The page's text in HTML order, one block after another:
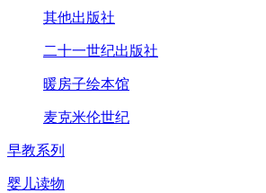
其他出版社
二十一世纪出版社
暖房子绘本馆
麦克米伦世纪
早教系列
婴儿读物